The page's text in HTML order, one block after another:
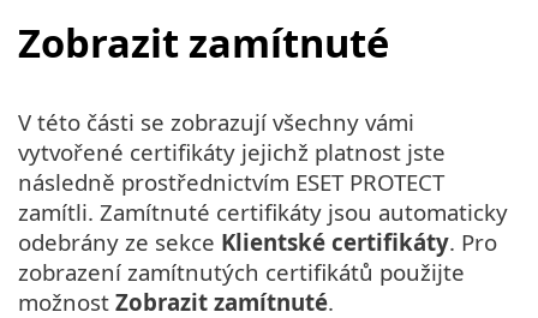
Zobrazit zamítnuté
V této části se zobrazují všechny vámi
vytvořené certifikáty jejichž platnost jste
následně prostřednictvím ESET PROTECT
zamítli. Zamítnuté certifikáty jsou automaticky
odebrány ze sekce Klientské certifikáty. Pro
zobrazení zamítnutých certifikátů použijte
možnost Zobrazit zamítnuté.